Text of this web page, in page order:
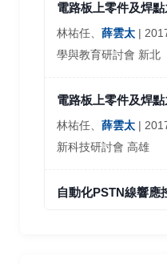
電路板上零件及焊
林祐任、 薛雲太 |
學與教育研討會 新北
電路板上零件及焊
林祐任、 薛雲太 |
新科技研討會 高雄
自動化PSTN線響應